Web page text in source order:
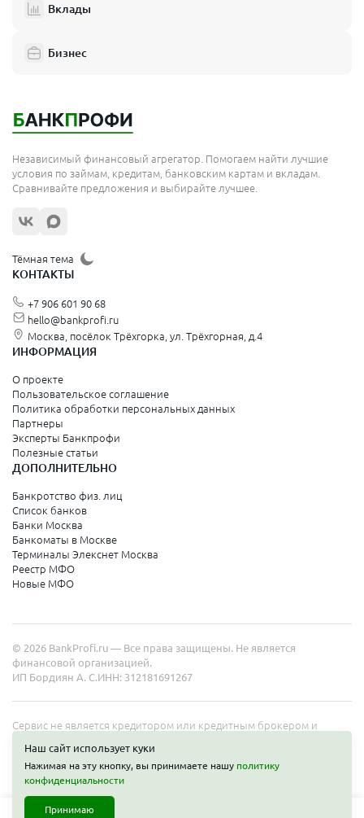
Вклады
Бизнес
Независимый финансовый агрегатор. Помогаем найти лучшие
условия по займам, кредитам, банковским картам и вкладам.
Сравнивайте предложения и выбирайте лучшее.
Тёмная тема
КОНТАКТЫ
+7 906 601 90 68
hello@bankprofi.ru
Москва, посёлок Трёхгорка, ул. Трёхгорная, д.4
ИНФОРМАЦИЯ
О проекте
Пользовательское соглашение
Политика обработки персональных данных
Партнеры
Эксперты Банкпрофи
Полезные статьи
ДОПОЛНИТЕЛЬНО
Банкротство физ. лиц
Список банков
Банки Москва
Банкоматы в Москве
Терминалы Элекснет Москва
Реестр МФО
Новые МФО
© 2026 BankProfi.ru — Все права защищены. Не является
финансовой организацией.
ИП Бордиян А. С.ИНН: 312181691267
Сервис не является кредитором или кредитным брокером и
на сайте не является публичной офертой. Полные условия услуг
уточняйте на сайте организаций.
Наш сайт использует куки
Нажимая на эту кнопку, вы принимаете нашу политику
конфиденциальности
Принимаю